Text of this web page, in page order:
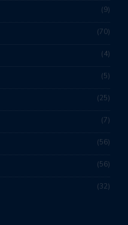
9
70
4
5
25
7
56
56
32